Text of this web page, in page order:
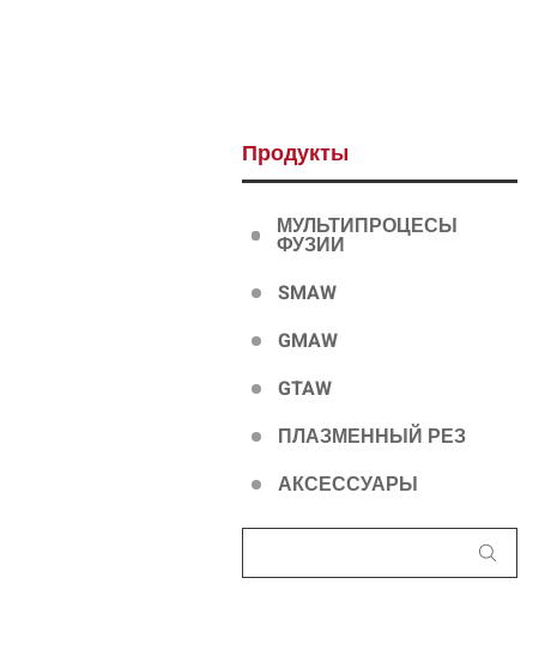
Продукты
МУЛЬТИПРОЦЕСЫ
ФУЗИИ
SMAW
GMAW
GTAW
ПЛАЗМЕННЫЙ РЕЗ
АКСЕССУАРЫ